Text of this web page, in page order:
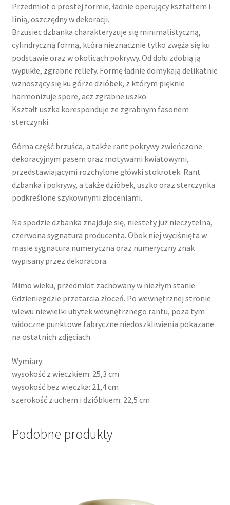
Przedmiot o prostej formie, ładnie operujący kształtem i
linią, oszczędny w dekoracji.
Brzusiec dzbanka charakteryzuje się minimalistyczną,
cylindryczną formą, która nieznacznie tylko zwęża się ku
podstawie oraz w okolicach pokrywy. Od dołu zdobią ją
wypukłe, zgrabne reliefy. Formę ładnie domykają delikatnie
wznoszący się ku górze dzióbek, z którym pięknie
harmonizuje spore, acz zgrabne uszko.
Kształt uszka koresponduje ze zgrabnym fasonem
sterczynki.
Górna część brzuśca, a także rant pokrywy zwieńczone
dekoracyjnym pasem oraz motywami kwiatowymi,
przedstawiającymi rozchylone główki stokrotek. Rant
dzbanka i pokrywy, a także dzióbek, uszko oraz sterczynka
podkreślone szykownymi złoceniami.
Na spodzie dzbanka znajduje się, niestety już nieczytelna,
czerwona sygnatura producenta. Obok niej wyciśnięta w
masie sygnatura numeryczna oraz numeryczny znak
wypisany przez dekoratora.
Mimo wieku, przedmiot zachowany w niezłym stanie.
Gdzieniegdzie przetarcia złoceń. Po wewnętrznej stronie
wlewu niewielki ubytek wewnętrznego rantu, poza tym
widoczne punktowe fabryczne niedoszkliwienia pokazane
na ostatnich zdjęciach.
Wymiary:
wysokość z wieczkiem: 25,3 cm
wysokość bez wieczka: 21,4 cm
szerokość z uchem i dzióbkiem: 22,5 cm
Podobne produkty